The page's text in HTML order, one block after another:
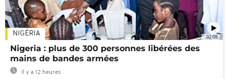
02:08
NIGÉRIA
Nigeria : plus de 300 personnes libérées des
mains de bandes armées
Il y a 12 heures